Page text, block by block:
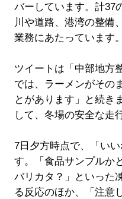
バーしています。計37
川や道路、港湾の整備
業務にあたっています。
ツイートは「中部地方
では、ラーメンがその
とがあります」と続き
して、冬場の安全な走
7日夕方時点で、「い
す。「食品サンプルか
バリカタ？」といった
る反応のほか、「注意